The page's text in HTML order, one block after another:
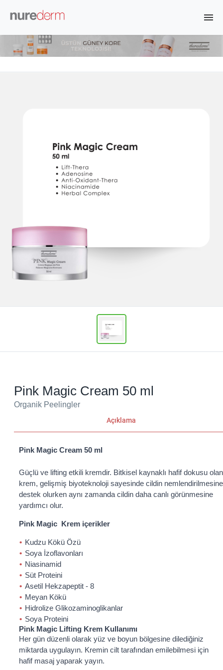
Pink Magic Cream 50 ml
Organik Peelingler
Açıklama
Pink Magic Cream 50 ml
Güçlü ve lifting etkili kremdir. Bitkisel kaynaklı hafif dokusu olan
krem, gelişmiş biyoteknoloji sayesinde cildin nemlendirilmesine
destek olurken aynı zamanda cildin daha canlı görünmesine
yardımcı olur.
Pink Magic Krem içerikler
Kudzu Kökü Özü
Soya İzoflavonları
Niasinamid
Süt Proteini
Asetil Hekzapeptit - 8
Meyan Kökü
Hidrolize Glikozaminoglikanlar
Soya Proteini
Pink Magic Lifting Krem Kullanımı
Her gün düzenli olarak yüz ve boyun bölgesine dilediğiniz
miktarda uygulayın. Kremin cilt tarafından emilebilmesi için
hafif masaj yaparak yayın.